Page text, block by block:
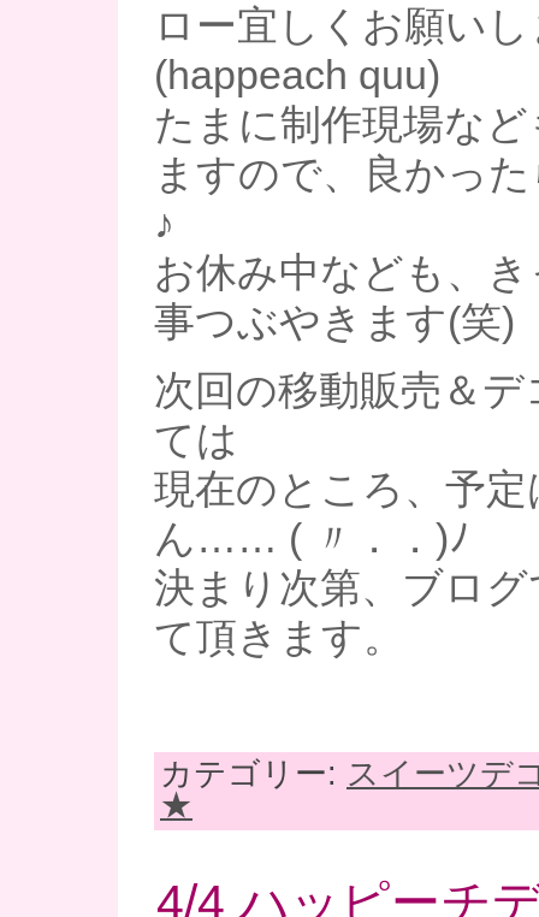
ロー宜しくお願い
(happeach quu)
たまに制作現場な
ますので、良かっ
♪
お休み中なども、
事つぶやきます(笑)
次回の移動販売＆
ては
現在のところ、予
ん…… ( 〃．．)ﾉ
決まり次第、ブロ
て頂きます。
カテゴリー: スイーツデ
★
4/4 ハッピーチ